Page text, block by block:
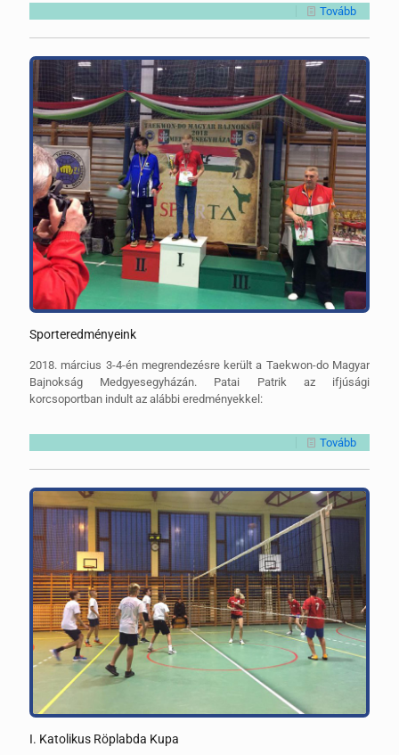
Tovább
Sporteredményeink
2018. március 3-4-én megrendezésre került a Taekwon-do Magyar
Bajnokság Medgyesegyházán. Patai Patrik az ifjúsági
korcsoportban indult az alábbi eredményekkel:
Tovább
I. Katolikus Röplabda Kupa